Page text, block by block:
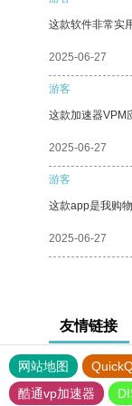
这款软件非常实
2025-06-27
游客
这款加速器VPM
2025-06-27
游客
这款app是我购
2025-06-27
友情链接
网站地图
酷通vp加速器